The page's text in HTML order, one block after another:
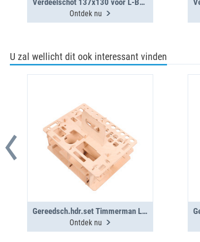
Verdeelschot 137x130 voor L-BOXX 238 G
Ontdek nu
U zal wellicht dit ook interessant vinden
Gereedsch.hdr.set Timmerman L-BOXX 374
Ontdek nu